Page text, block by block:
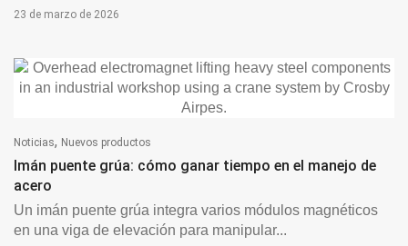
23 de marzo de 2026
Noticias, Nuevos productos
Imán puente grúa: cómo ganar tiempo en el manejo de
acero
Un imán puente grúa integra varios módulos magnéticos
en una viga de elevación para manipular...